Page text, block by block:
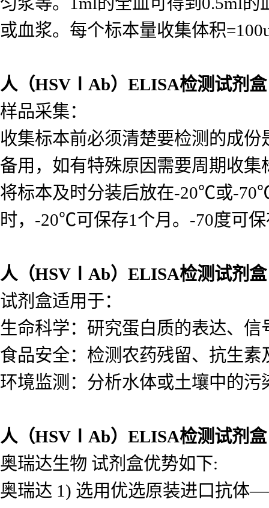
人（HSVⅠAb）ELISA检测试剂盒
标本必须为液体，不含沉淀。包
匀浆等。1ml的全血可得到0.5ml的
或血浆。每个标本量收集体积
人（HSVⅠAb）ELISA检测试剂盒
样品采集：
备用，如有特殊原因需要周期收集
将标本及时分装后放在-20℃或-
时，-20℃可保存1个月。-70度可
人（HSVⅠAb）ELISA检测试剂盒
生命科学：研究蛋白质的表达、信
食品安全：检测农药残留、抗生素
环境监测：分析水体或土壤中的